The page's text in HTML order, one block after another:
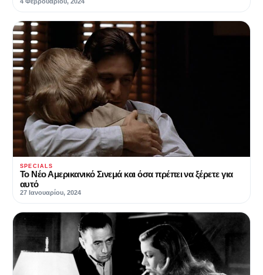
SPECIALS
Το Νέο Αμερικανικό Σινεμά και όσα πρέπει να ξέρετε για
αυτό
27 Ιανουαρίου, 2024